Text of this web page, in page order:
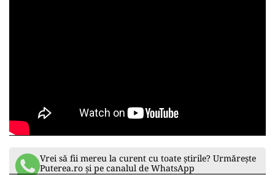
Vrei să fii mereu la curent cu toate știrile? Urmărește
Puterea.ro și pe canalul de WhatsApp